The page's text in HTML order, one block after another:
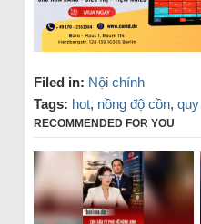
Filed in: Nội chính
Tags: hot, nồng độ cồn,
RECOMMENDED FOR YOU